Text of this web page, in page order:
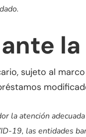
sujeto al
la atención
19, las entidades